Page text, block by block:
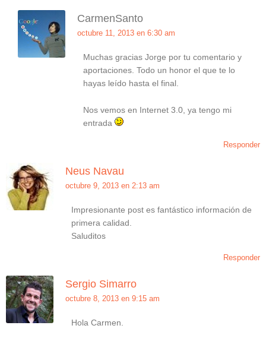
CarmenSanto
octubre 11, 2013 en 6:30 am
Muchas gracias Jorge por tu comentario y
aportaciones. Todo un honor el que te lo
hayas leído hasta el final.
Nos vemos en Internet 3.0, ya tengo mi
entrada
Responder
Neus Navau
octubre 9, 2013 en 2:13 am
Impresionante post es fantástico información de
primera calidad.
Saluditos
Responder
Sergio Simarro
octubre 8, 2013 en 9:15 am
Hola Carmen.